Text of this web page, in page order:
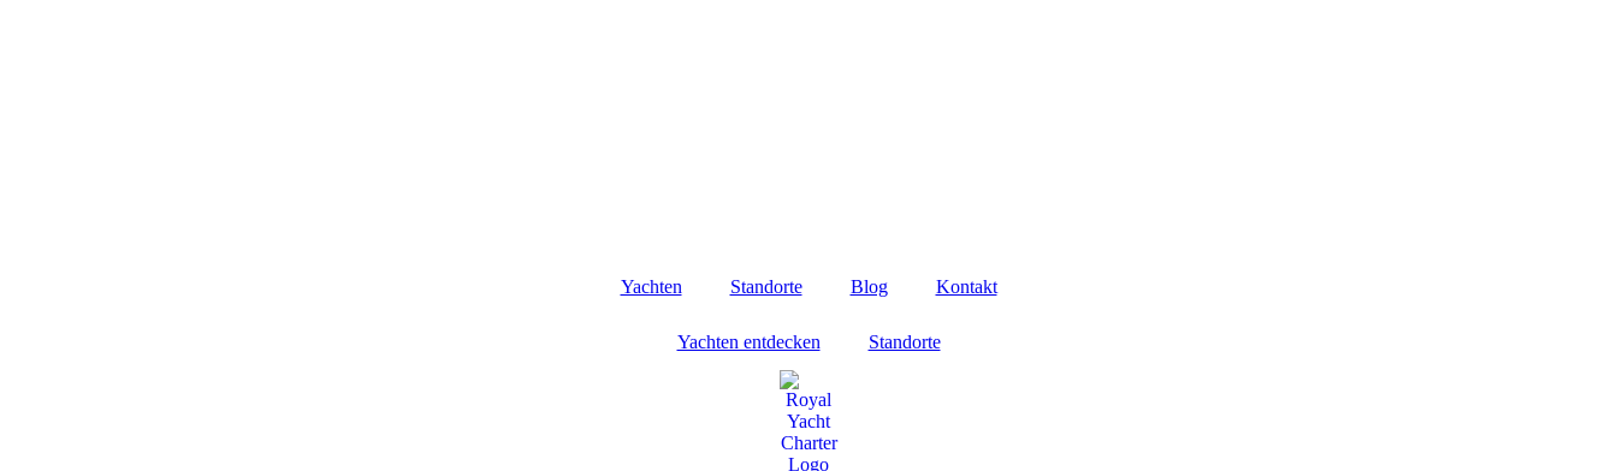
Yachten Standorte Blog Kontakt
Yachten entdecken Standorte